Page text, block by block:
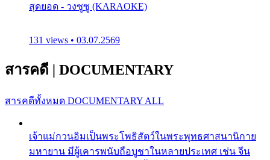
สุดยอด - วงซูซู (KARAOKE)
131 views • 03.07.2569
สารคดี | DOCUMENTARY
สารคดีทั้งหมด DOCUMENTARY ALL
เจ้าแม่กวนอิมเป็นพระโพธิสัตว์ในพระพุทธศาสนานิกาย
มหายาน มีผู้เคารพนับถือบูชาในหลายประเทศ เช่น จีน